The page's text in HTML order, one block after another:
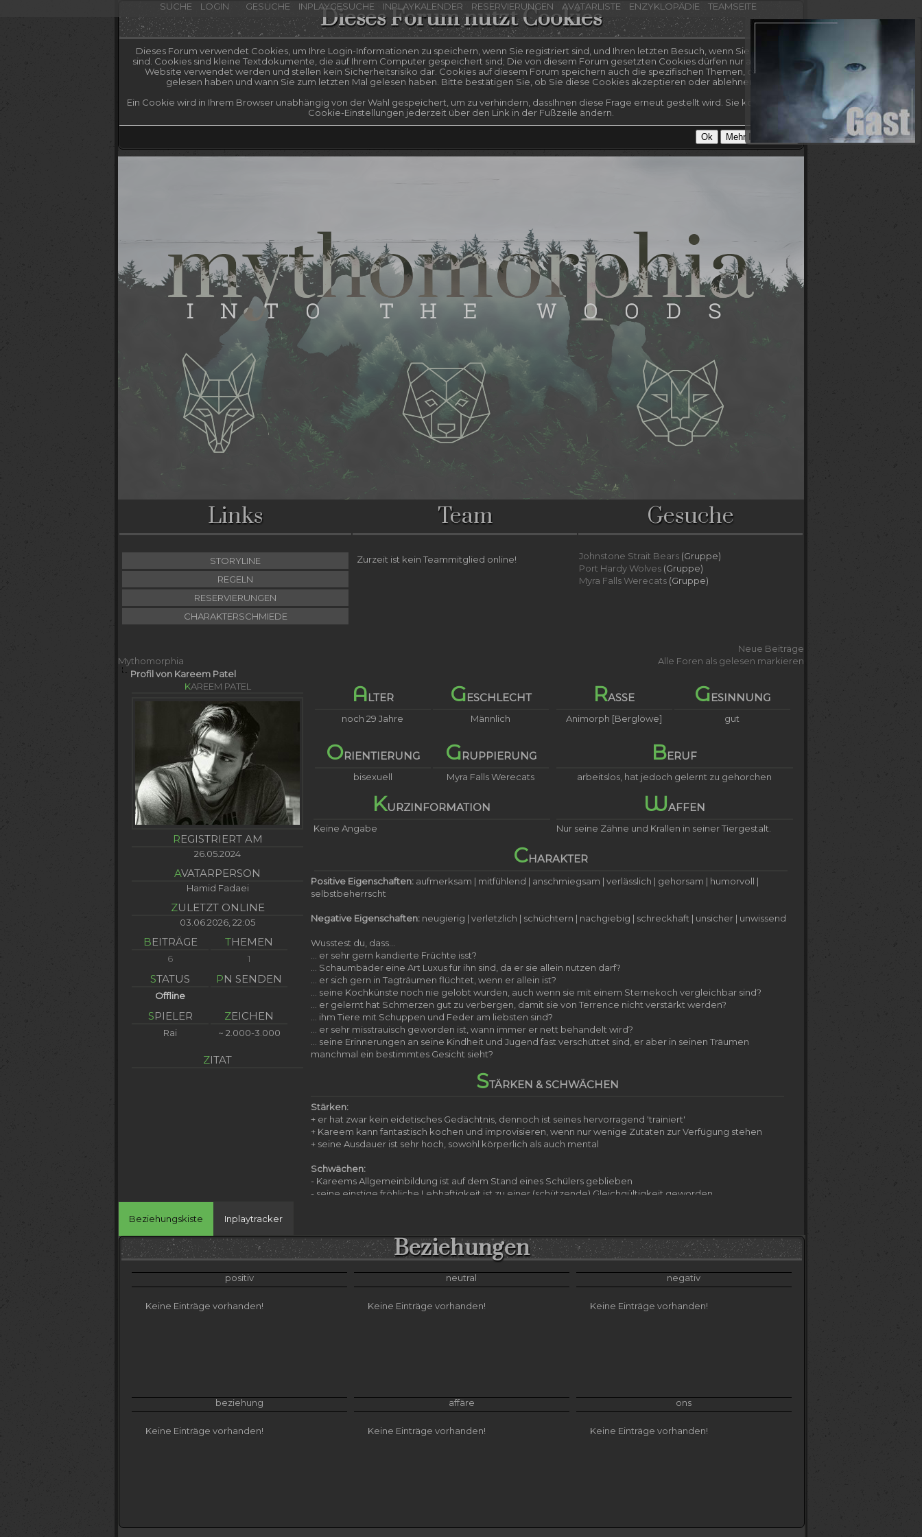
SUCHE LOGIN GESUCHE INPLAYGESUCHE INPLAYKALENDER RESERVIERUNGEN AVATARLISTE ENZYKLOPÄDIE TEAMSEITE
Dieses Forum nutzt Cookies
Dieses Forum verwendet Cookies, um Ihre Login-Informationen zu speichern, wenn Sie registriert sind, und Ihren letzten Besuch, wenn Sie es nicht
sind. Cookies sind kleine Textdokumente, die auf Ihrem Computer gespeichert sind; Die von diesem Forum gesetzten Cookies dürfen nur auf dieser
Website verwendet werden und stellen kein Sicherheitsrisiko dar. Cookies auf diesem Forum speichern auch die spezifischen Themen, die Sie
gelesen haben und wann Sie zum letzten Mal gelesen haben. Bitte bestätigen Sie, ob Sie diese Cookies akzeptieren oder ablehnen.
Ein Cookie wird in Ihrem Browser unabhängig von der Wahl gespeichert, um zu verhindern, dassIhnen diese Frage erneut gestellt wird. Sie können Ihre
Cookie-Einstellungen jederzeit über den Link in der Fußzeile ändern.
Links Team Gesuche
STORYLINE
REGELN
RESERVIERUNGEN
CHARAKTERSCHMIEDE
Zurzeit ist kein Teammitglied online! Johnstone Strait Bears (Gruppe)
Port Hardy Wolves (Gruppe)
Myra Falls Werecats (Gruppe)
Neue Beiträge
Alle Foren als gelesen markieren
Mythomorphia
Profil von Kareem Patel
KAREEM PATEL
REGISTRIERT AM
26.05.2024
AVATARPERSON
Hamid Fadaei
ZULETZT ONLINE
03.06.2026, 22:05
BEITRÄGE
6
THEMEN
1
STATUS
Offline
PN SENDEN
SPIELER
Rai
ZEICHEN
~ 2.000-3.000
ZITAT
ALTER
noch 29 Jahre
GESCHLECHT
Männlich
ORIENTIERUNG
bisexuell
GRUPPIERUNG
Myra Falls Werecats
RASSE
Animorph [Berglöwe]
GESINNUNG
gut
BERUF
arbeitslos, hat jedoch gelernt zu gehorchen
KURZINFORMATION
Keine Angabe
WAFFEN
Nur seine Zähne und Krallen in seiner Tiergestalt.
CHARAKTER
Positive Eigenschaften:aufmerksam | mitfühlend | anschmiegsam | verlässlich | gehorsam | humorvoll |
selbstbeherrscht
Negative Eigenschaften:neugierig | verletzlich | schüchtern | nachgiebig | schreckhaft | unsicher | unwissend
Wusstest du, dass...
... er sehr gern kandierte Früchte isst?
... Schaumbäder eine Art Luxus für ihn sind, da er sie allein nutzen darf?
... er sich gern in Tagträumen flüchtet, wenn er allein ist?
... seine Kochkünste noch nie gelobt wurden, auch wenn sie mit einem Sternekoch vergleichbar sind?
... er gelernt hat Schmerzen gut zu verbergen, damit sie von Terrence nicht verstärkt werden?
... ihm Tiere mit Schuppen und Feder am liebsten sind?
... er sehr misstrauisch geworden ist, wann immer er nett behandelt wird?
... seine Erinnerungen an seine Kindheit und Jugend fast verschüttet sind, er aber in seinen Träumen
manchmal ein bestimmtes Gesicht sieht?
STÄRKEN & SCHWÄCHEN
Stärken:
+ er hat zwar kein eidetisches Gedächtnis, dennoch ist seines hervorragend 'trainiert'
+ Kareem kann fantastisch kochen und improvisieren, wenn nur wenige Zutaten zur Verfügung stehen
+ seine Ausdauer ist sehr hoch, sowohl körperlich als auch mental
Schwächen:
- Kareems Allgemeinbildung ist auf dem Stand eines Schülers geblieben
- seine einstige fröhliche Lebhaftigkeit ist zu einer (schützende) Gleichgültigkeit geworden
AUSSEHEN
Als Mensch trägt Kareem seine schwarzen Haare schulterlang und meisten mit einem Band im Nacken als
Zopf zusammengefasst. Er hat einen Vollbart, der jedoch nicht sonderlich dicht ist, sondern eher wie ein 3-
Tage-Bart, der nur eben 5 Tage lang schon wächst.
sowie ein Paar Turnschuhe. Schmuck oder eine Uhr besitzt er nicht.
dem Rücken, vor 12 Jahren durch Schläge mit der Reitgerte entstanden. Eine unschöne "OP"-Narbe
Beziehungskiste Inplaytracker
Beziehungen
positiv
Keine Einträge vorhanden!
neutral
Keine Einträge vorhanden!
negativ
Keine Einträge vorhanden!
beziehung
Keine Einträge vorhanden!
affäre
Keine Einträge vorhanden!
ons
Keine Einträge vorhanden!